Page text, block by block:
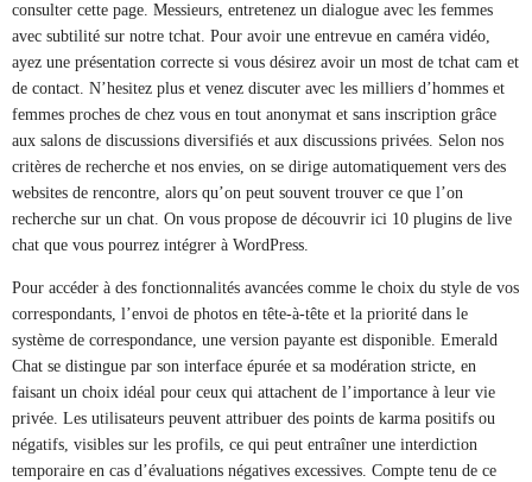
consulter cette page. Messieurs, entretenez un dialogue avec les femmes
avec subtilité sur notre tchat. Pour avoir une entrevue en caméra vidéo,
ayez une présentation correcte si vous désirez avoir un most de tchat cam et
de contact. N’hesitez plus et venez discuter avec les milliers d’hommes et
femmes proches de chez vous en tout anonymat et sans inscription grâce
aux salons de discussions diversifiés et aux discussions privées. Selon nos
critères de recherche et nos envies, on se dirige automatiquement vers des
websites de rencontre, alors qu’on peut souvent trouver ce que l’on
recherche sur un chat. On vous propose de découvrir ici 10 plugins de live
chat que vous pourrez intégrer à WordPress.
Pour accéder à des fonctionnalités avancées comme le choix du style de vos
correspondants, l’envoi de photos en tête-à-tête et la priorité dans le
système de correspondance, une version payante est disponible. Emerald
Chat se distingue par son interface épurée et sa modération stricte, en
faisant un choix idéal pour ceux qui attachent de l’importance à leur vie
privée. Les utilisateurs peuvent attribuer des points de karma positifs ou
négatifs, visibles sur les profils, ce qui peut entraîner une interdiction
temporaire en cas d’évaluations négatives excessives. Compte tenu de ce